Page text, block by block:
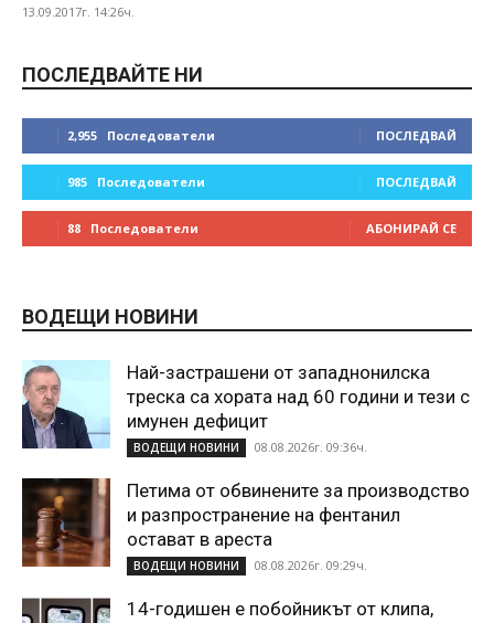
13.09.2017г. 14:26ч.
ПОСЛЕДВАЙТЕ НИ
2,955 Последователи ПОСЛЕДВАЙ
985 Последователи ПОСЛЕДВАЙ
88 Последователи АБОНИРАЙ СЕ
ВОДЕЩИ НОВИНИ
Най-застрашени от западнонилска
треска са хората над 60 години и тези с
имунен дефицит
ВОДЕЩИ НОВИНИ 08.08.2026г. 09:36ч.
Петима от обвинените за производство
и разпространение на фентанил
остават в ареста
ВОДЕЩИ НОВИНИ 08.08.2026г. 09:29ч.
14-годишен е побойникът от клипа,